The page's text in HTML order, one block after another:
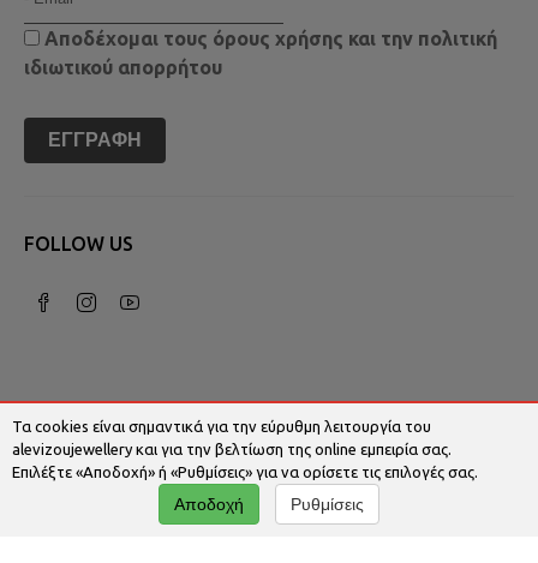
Αποδέχομαι τους όρους χρήσης και την πολιτική
ιδιωτικού απορρήτου
ΕΓΓΡΑΦΉ
FOLLOW US
© 2026 Alevizoujewellery.com | Κατασκευή
Ιστοσελίδων - Www.qualityweb.gr
Τα cookies είναι σημαντικά για την εύρυθμη λειτουργία του
alevizoujewellery και για την βελτίωση της online εμπειρία σας.
Επιλέξτε «Αποδοχή» ή «Ρυθμίσεις» για να ορίσετε τις επιλογές σας.
Αποδοχή Ρυθμίσεις